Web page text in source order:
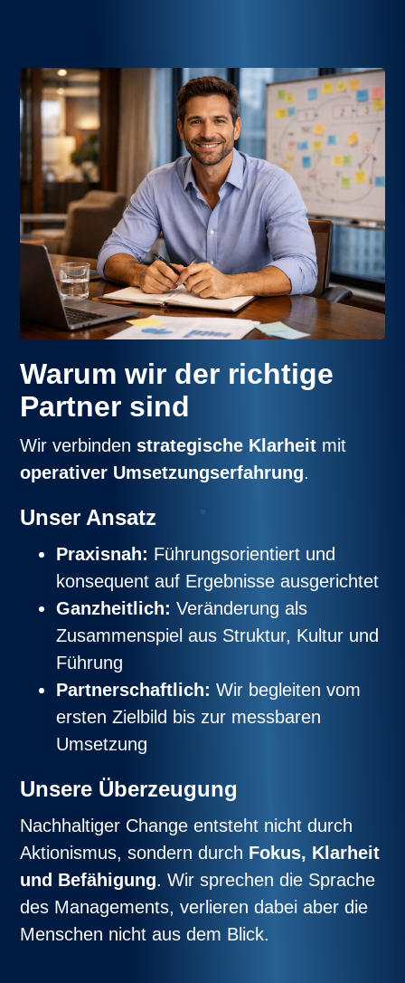
Warum wir der richtige
Partner sind
Wir verbinden strategische Klarheit mit
operativer Umsetzungserfahrung.
Unser Ansatz
Praxisnah: Führungsorientiert und
konsequent auf Ergebnisse ausgerichtet
Ganzheitlich: Veränderung als
Zusammenspiel aus Struktur, Kultur und
Führung
Partnerschaftlich: Wir begleiten vom
ersten Zielbild bis zur messbaren
Umsetzung
Unsere Überzeugung
Nachhaltiger Change entsteht nicht durch
Aktionismus, sondern durch Fokus, Klarheit
und Befähigung. Wir sprechen die Sprache
des Managements, verlieren dabei aber die
Menschen nicht aus dem Blick.